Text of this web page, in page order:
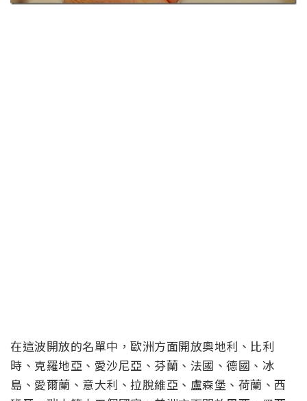
在這波開放的名單中，歐洲方面開放奧地利、比利
時、克羅地亞、愛沙尼亞、芬蘭、法國、德國、冰
島、愛爾蘭、意大利、拉脫維亞、盧森堡、荷蘭、西